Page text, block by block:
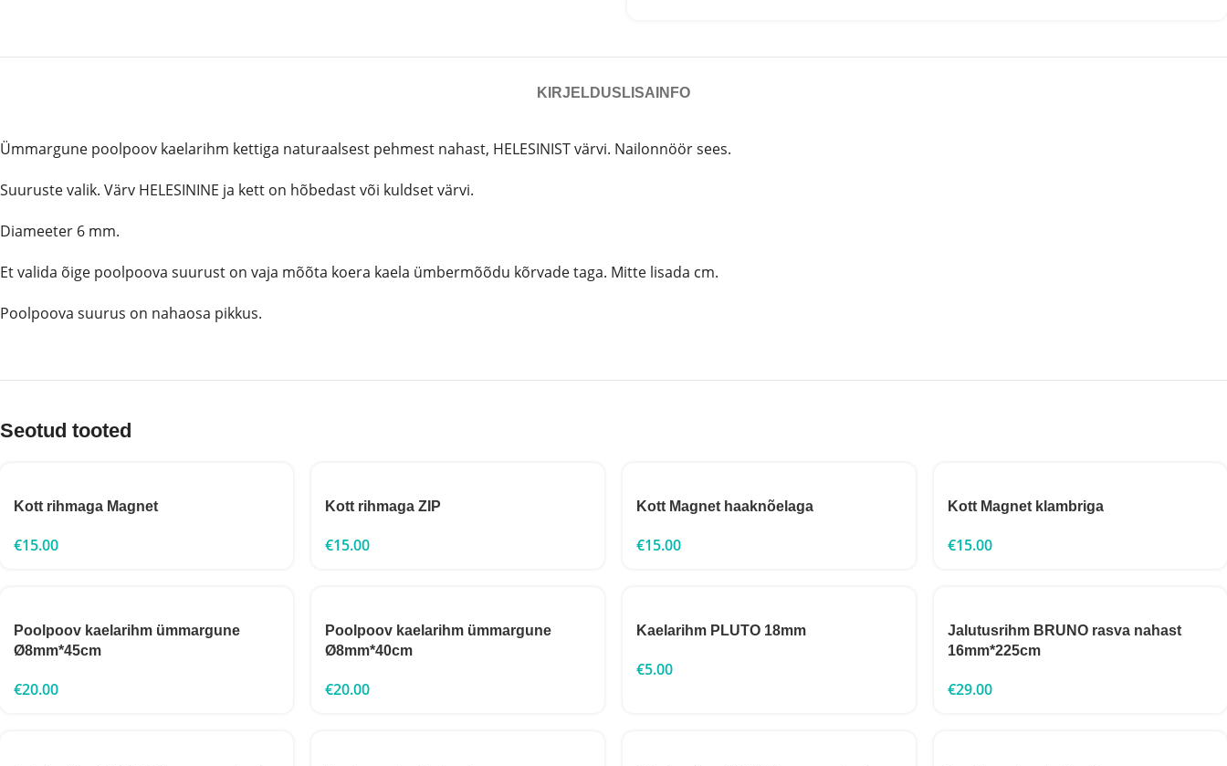
KIRJELDUS LISAINFO
Ümmargune poolpoov kaelarihm kettiga naturaalsest pehmest nahast, HELESINIST värvi. Nailonnöör sees.
Suuruste valik. Värv HELESININE ja kett on hõbedast või kuldset värvi.
Diameeter 6 mm.
Et valida õige poolpoova suurust on vaja mõõta koera kaela ümbermõõdu kõrvade taga. Mitte lisada cm.
Poolpoova suurus on nahaosa pikkus.
Seotud tooted
Kott rihmaga Magnet
€15.00
Kott rihmaga ZIP
€15.00
Kott Magnet haaknõelaga
€15.00
Kott Magnet klambriga
€15.00
Poolpoov kaelarihm ümmargune
Ø8mm*45cm
€20.00
Poolpoov kaelarihm ümmargune
Ø8mm*40cm
€20.00
Kaelarihm PLUTO 18mm
€5.00
Jalutusrihm BRUNO rasva nahast
16mm*225cm
€29.00